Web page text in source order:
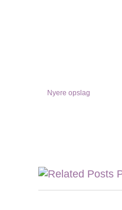
Nyere opslag